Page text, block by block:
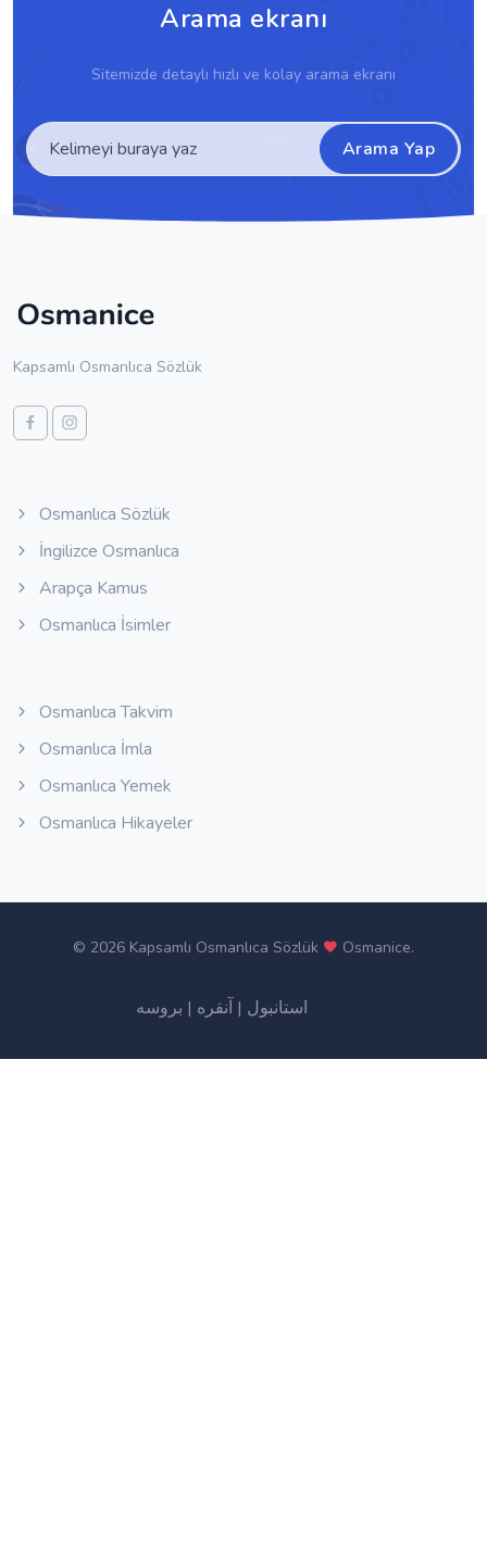
Arama ekranı
Sitemizde detaylı hızlı ve kolay arama ekranı
Arama Yap
Kapsamlı Osmanlıca Sözlük
Osmanlıca Sözlük
İngilizce Osmanlıca
Arapça Kamus
Osmanlıca İsimler
Osmanlıca Takvim
Osmanlıca İmla
Osmanlıca Yemek
Osmanlıca Hikayeler
© 2026 Kapsamlı Osmanlıca Sözlük Osmanice.
استانبول | آنقره | بروسه